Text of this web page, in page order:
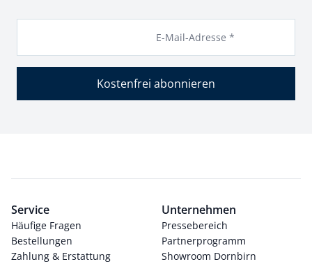
E-Mail-Adresse *
Kostenfrei abonnieren
Service
Häufige Fragen
Bestellungen
Zahlung & Erstattung
Unternehmen
Pressebereich
Partnerprogramm
Showroom Dornbirn